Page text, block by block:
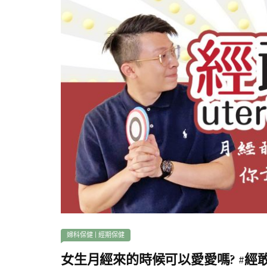
婦科保健 經期保健
女生月經來的時候可以愛愛嗎? #經